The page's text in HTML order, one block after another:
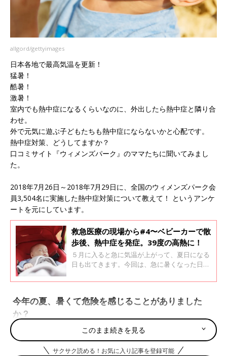
allgord/gettyimages
日本各地で最高気温を更新！
猛暑！
酷暑！
激暑！
室内でも熱中症になるくらいなのに、外出したら熱中症と隣り合
わせ。
外で元気に遊ぶ子どもたちも熱中症にならないかと心配です。
熱中症対策、どうしてますか？
口コミサイト『ウィメンズパーク』のママたちに聞いてみまし
た。
2018年7月26日～2018年7月29日に、全国のウィメンズパーク会
員3,504名に実施した熱中症対策について教えて！ というアンケ
ートを元にしています。
救急医療の現場から#4〜ベビーカーで散
歩後、熱中症を発症。39度の高熱に！
５月に入ると急に気温が上がって、夏日になる
日も出てきます。今回は、急に暑くなった日、
赤ちゃんが熱中症になってしまった症例を、北
ター院長である市川光太郎先生に、紹介いただ
今年の夏、暑くて危険を感じることがありました
か？
第1位 危険を感じたことがある 2032人 58.0％
第2位 危険を感じたことはない 1196人 34.1％
このまま続きを見る
サクサク読める！お気に入り記事を登録可能